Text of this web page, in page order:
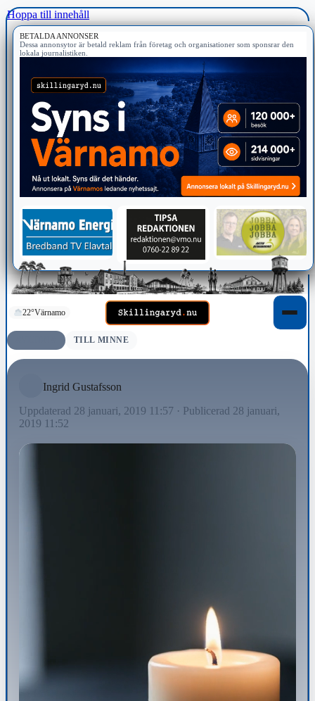
Hoppa till innehåll
BETALDA ANNONSER
Dessa annonsytor är betald reklam från företag och organisationer som sponsrar den
lokala journalistiken.
22°Värnamo
TILL MINNE
Ingrid Gustafsson
Uppdaterad 28 januari, 2019 11:57 · Publicerad 28 januari,
2019 11:52